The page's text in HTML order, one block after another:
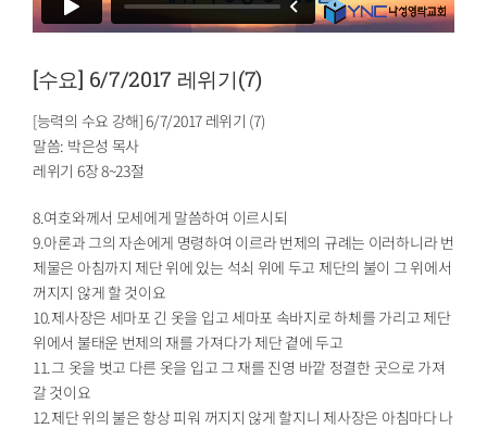
[수요] 6/7/2017 레위기(7)
[능력의 수요 강해] 6/7/2017 레위기 (7)
말씀: 박은성 목사
레위기 6장 8~23절
8.여호와께서 모세에게 말씀하여 이르시되
9.아론과 그의 자손에게 명령하여 이르라 번제의 규례는 이러하니라 번
제물은 아침까지 제단 위에 있는 석쇠 위에 두고 제단의 불이 그 위에서
꺼지지 않게 할 것이요
10.제사장은 세마포 긴 옷을 입고 세마포 속바지로 하체를 가리고 제단
위에서 불태운 번제의 재를 가져다가 제단 곁에 두고
11.그 옷을 벗고 다른 옷을 입고 그 재를 진영 바깥 정결한 곳으로 가져
갈 것이요
12.제단 위의 불은 항상 피워 꺼지지 않게 할지니 제사장은 아침마다 나